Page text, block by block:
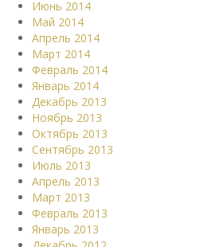
Июнь 2014
Май 2014
Апрель 2014
Март 2014
Февраль 2014
Январь 2014
Декабрь 2013
Ноябрь 2013
Октябрь 2013
Сентябрь 2013
Июль 2013
Апрель 2013
Март 2013
Февраль 2013
Январь 2013